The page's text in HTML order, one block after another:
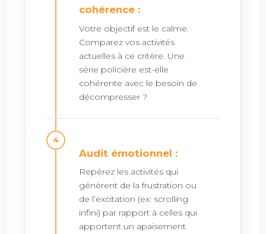
cohérence :
Votre objectif est le calme.
Comparez vos activités
actuelles à ce critère. Une
série policière est-elle
cohérente avec le besoin de
décompresser ?
Audit émotionnel :
Repérez les activités qui
génèrent de la frustration ou
de l’excitation (ex: scrolling
infini) par rapport à celles qui
apportent un apaisement